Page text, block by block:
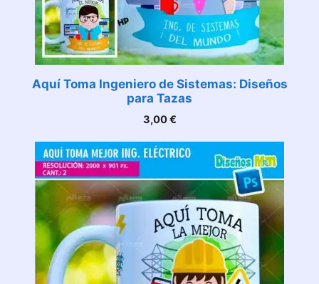
Aquí Toma Ingeniero de Sistemas: Diseños
para Tazas
3,00€